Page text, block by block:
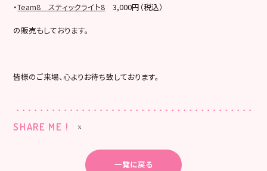
・Team8 スティックライト8 3,000円（税込）
の販売もしております。
皆様のご来場、心よりお待ち致しております。
SHARE ME !
一覧に戻る